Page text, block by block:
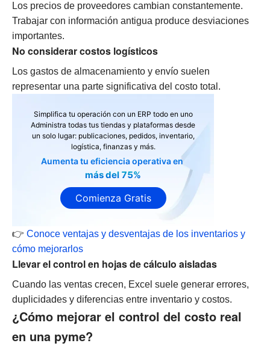
Los precios de proveedores cambian constantemente.
Trabajar con información antigua produce desviaciones
importantes.
No considerar costos logísticos
Los gastos de almacenamiento y envío suelen
representar una parte significativa del costo total.
Simplifica tu operación con un ERP todo en uno
Administra todas tus tiendas y plataformas desde
un solo lugar: publicaciones, pedidos, inventario,
logística, finanzas y más.
Aumenta tu eficiencia operativa en
más del 75%
Comienza Gratis
👉 Conoce ventajas y desventajas de los inventarios y
cómo mejorarlos
Llevar el control en hojas de cálculo aisladas
Cuando las ventas crecen, Excel suele generar errores,
duplicidades y diferencias entre inventario y costos.
¿Cómo mejorar el control del costo real
en una pyme?